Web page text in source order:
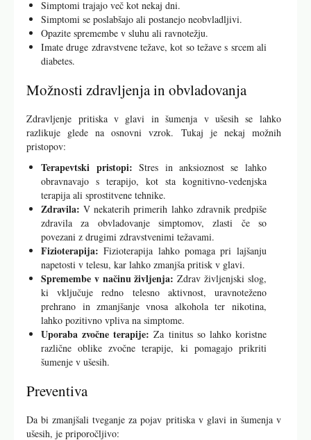
Simptomi trajajo več kot nekaj dni.
Simptomi se poslabšajo ali postanejo neobvladljivi.
Opazite spremembe v sluhu ali ravnotežju.
Imate druge zdravstvene težave, kot so težave s srcem ali
diabetes.
Možnosti zdravljenja in obvladovanja
Zdravljenje pritiska v glavi in šumenja v ušesih se lahko
razlikuje glede na osnovni vzrok. Tukaj je nekaj možnih
pristopov:
Terapevtski pristopi: Stres in anksioznost se lahko
obravnavajo s terapijo, kot sta kognitivno-vedenjska
terapija ali sprostitvene tehnike.
Zdravila: V nekaterih primerih lahko zdravnik predpiše
zdravila za obvladovanje simptomov, zlasti če so
povezani z drugimi zdravstvenimi težavami.
Fizioterapija: Fizioterapija lahko pomaga pri lajšanju
napetosti v telesu, kar lahko zmanjša pritisk v glavi.
Spremembe v načinu življenja: Zdrav življenjski slog,
ki vključuje redno telesno aktivnost, uravnoteženo
prehrano in zmanjšanje vnosa alkohola ter nikotina,
lahko pozitivno vpliva na simptome.
Uporaba zvočne terapije: Za tinitus so lahko koristne
različne oblike zvočne terapije, ki pomagajo prikriti
šumenje v ušesih.
Preventiva
Da bi zmanjšali tveganje za pojav pritiska v glavi in šumenja v
ušesih, je priporočljivo: